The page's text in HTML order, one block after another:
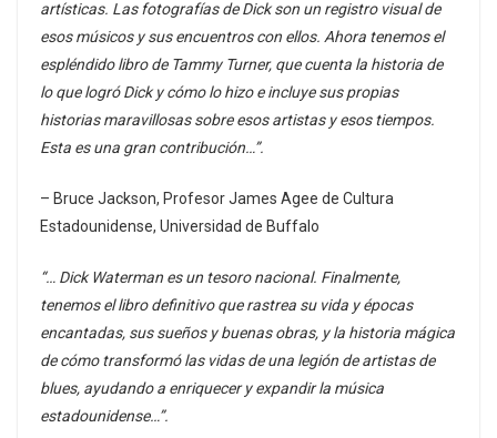
artísticas. Las fotografías de Dick son un registro visual de
esos músicos y sus encuentros con ellos. Ahora tenemos el
espléndido libro de Tammy Turner, que cuenta la historia de
lo que logró Dick y cómo lo hizo e incluye sus propias
historias maravillosas sobre esos artistas y esos tiempos.
Esta es una gran contribución…”.
– Bruce Jackson, Profesor James Agee de Cultura
Estadounidense, Universidad de Buffalo
“… Dick Waterman es un tesoro nacional. Finalmente,
tenemos el libro definitivo que rastrea su vida y épocas
encantadas, sus sueños y buenas obras, y la historia mágica
de cómo transformó las vidas de una legión de artistas de
blues, ayudando a enriquecer y expandir la música
estadounidense…”.